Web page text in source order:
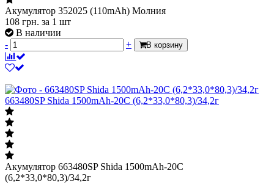
-
+ В корзину
663480SP Shida 1500mAh-20C (6,2*33,0*80,3)/34,2г
Акумулятор 663480SP Shida 1500mAh-20C
(6,2*33,0*80,3)/34,2г
495
В наличии
-